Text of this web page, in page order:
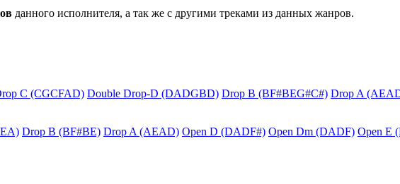
данного исполнителя, а так же с другими треками из данных жанров.
C (CGCFAD) Double Drop-D (DADGBD) Drop B (BF#BEG#C#) Drop A
Drop B (BF#BE) Drop A (AEAD) Open D (DADF#) Open Dm (DADF) Open E